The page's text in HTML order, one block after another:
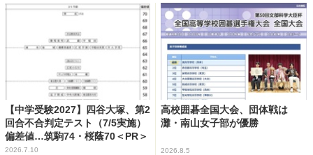
【中学受験2027】四谷大塚、第2
回合不合判定テスト（7/5実施）
偏差値…筑駒74・桜蔭70＜PR＞
2026.7.10
高校囲碁全国大会、団体戦は
灘・南山女子部が優勝
2026.8.5